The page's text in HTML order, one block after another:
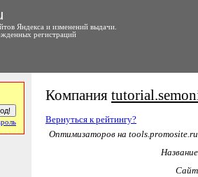
Яндекса и изменений выдачи.
регистраций
Компания
Вернуться к рейтингу?
Оптимизаторов на tools.promosite.ru
Название
Сайт